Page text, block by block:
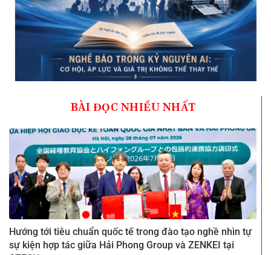
BÀI ĐỌC NHIỀU NHẤT
Hướng tới tiêu chuẩn quốc tế trong đào tạo nghề nhìn tự
sự kiện hợp tác giữa Hải Phong Group và ZENKEI tại